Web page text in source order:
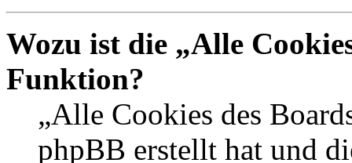
Wozu ist die „Alle
Funktion?
„Alle Cookies des
phpBB erstellt hat und